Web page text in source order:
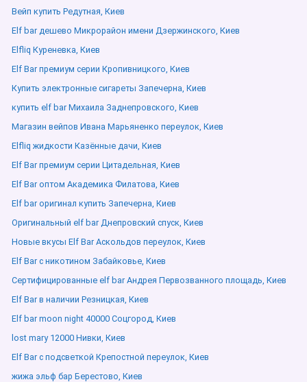
Вейп купить Редутная, Киев
Elf bar дешево Микрорайон имени Дзержинского, Киев
Elfliq Куреневка, Киев
Elf Bar премиум серии Кропивницкого, Киев
Купить электронные сигареты Запечерна, Киев
купить elf bar Михаила Заднепровского, Киев
Магазин вейпов Ивана Марьяненко переулок, Киев
Elfliq жидкости Казённые дачи, Киев
Elf Bar премиум серии Цитадельная, Киев
Elf Bar оптом Академика Филатова, Киев
Elf bar оригинал купить Запечерна, Киев
Оригинальный elf bar Днепровский спуск, Киев
Новые вкусы Elf Bar Аскольдов переулок, Киев
Elf Bar с никотином Забайковье, Киев
Сертифицированные elf bar Андрея Первозванного площадь, Киев
Elf Bar в наличии Резницкая, Киев
Elf bar moon night 40000 Соцгород, Киев
lost mary 12000 Нивки, Киев
Elf Bar с подсветкой Крепостной переулок, Киев
жижа эльф бар Берестово, Киев